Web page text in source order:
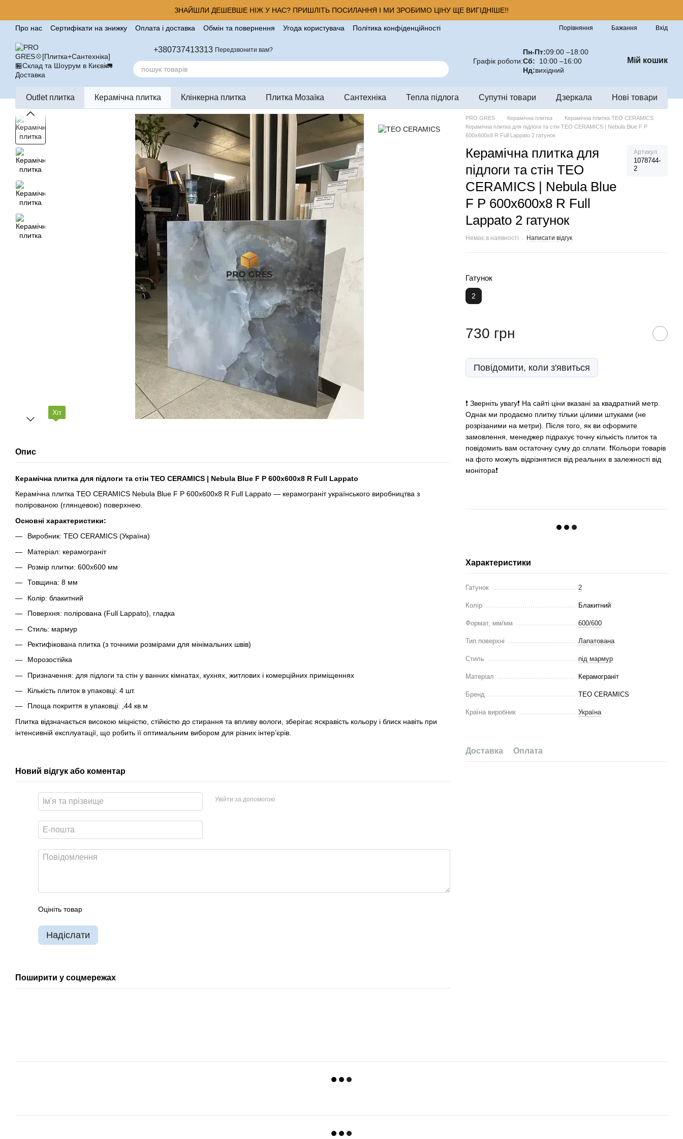
ЗНАЙШЛИ ДЕШЕВШЕ НІЖ У НАС? ПРИШЛІТЬ ПОСИЛАННЯ І МИ ЗРОБИМО ЦІНУ ЩЕ ВИГІДНІШЕ!!
Про нас Сертифікати на знижку Оплата і доставка Обмін та повернення Угода користувача
Політика конфіденційності
Порівняння Бажання Вхід
+380737413313 Передзвонити вам?
Графік роботи:
Пн-Пт:09:00 –18:00
Сб: 10:00 –16:00
Нд:вихідний
Мій кошик
Outlet плитка Керамічна плитка Клінкерна плитка Плитка Мозаїка Сантехніка Тепла підлога Супутні товари Дзеркала Нові товари
PRO GRES Керамічна плитка
Керамічна плитка TEO CERAMICS
Керамічна плитка для підлоги та стін TEO CERAMICS | Nebula Blue F P
600x600x8 R Full Lappato 2 гатунок
Керамічна плитка для
підлоги та стін TEO
CERAMICS | Nebula Blue
F P 600x600x8 R Full
Lappato 2 гатунок
Артикул
1078744-
2
Немає в наявності Написати відгук
Гатунок
2
730 грн
Повідомити, коли з'явиться
❗️ Зверніть увагу❗️ На сайті ціни вказані за квадратний метр.
Однак ми продаємо плитку тільки цілими штуками (не
розрізаними на метри). Після того, як ви оформите
замовлення, менеджер підрахує точну кількість плиток та
повідомить вам остаточну суму до сплати. ❗Кольори товарів
на фото можуть відрізнятися від реальних в залежності від
монітора❗
Характеристики
Гатунок 2
Колір Блакитний
Формат, мм/мм 600/600
Тип поверхні Лапатована
Стиль під мармур
Матеріал Керамограніт
Бренд TEO CERAMICS
Країна виробник Україна
Доставка Оплата
Хіт
Опис
Керамічна плитка для підлоги та стін TEO CERAMICS | Nebula Blue F P 600x600x8 R Full Lappato
Керамічна плитка TEO CERAMICS Nebula Blue F P 600x600x8 R Full Lappato — керамограніт українського виробництва з
полірованою (глянцевою) поверхнею.
Основні характеристики:
Виробник: TEO CERAMICS (Україна)
Матеріал: керамограніт
Розмір плитки: 600x600 мм
Товщина: 8 мм
Колір: блакитний
Поверхня: полірована (Full Lappato), гладка
Стиль: мармур
Ректифікована плитка (з точними розмірами для мінімальних швів)
Морозостійка
Призначення: для підлоги та стін у ванних кімнатах, кухнях, житлових і комерційних приміщеннях
Кількість плиток в упаковці: 4 шт.
Площа покриття в упаковці: ,44 кв.м
Плитка відзначається високою міцністю, стійкістю до стирання та впливу вологи, зберігає яскравість кольору і блиск навіть при
інтенсивній експлуатації, що робить її оптимальним вибором для різних інтер’єрів.
Новий відгук або коментар
Увійти за допомогою
Оцініть товар
Надіслати
Поширити у соцмережах